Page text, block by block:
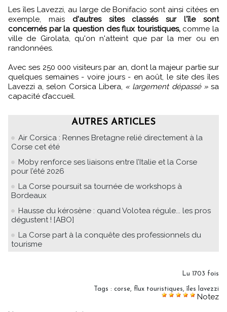
Les îles Lavezzi, au large de Bonifacio sont ainsi citées en
exemple, mais d'autres sites classés sur l'île sont
concernés par la question des flux touristiques,comme la
ville de Girolata, qu'on n'atteint que par la mer ou en
randonnées.
Avec ses 250 000 visiteurs par an, dont la majeur partie sur
quelques semaines - voire jours - en août, le site des îles
Lavezzi a, selon Corsica Libera, « largement dépassé »sa
capacité d’accueil.
AUTRES ARTICLES
Air Corsica : Rennes Bretagne relié directement à la
Corse cet été
Moby renforce ses liaisons entre l’Italie et la Corse
pour l’été 2026
La Corse poursuit sa tournée de workshops à
Bordeaux
Hausse du kérosène : quand Volotea régule... les pros
dégustent ! [ABO]
La Corse part à la conquête des professionnels du
tourisme
Lu 1703 fois
Tags : corse flux touristiques ,îles lavezzi
Notez